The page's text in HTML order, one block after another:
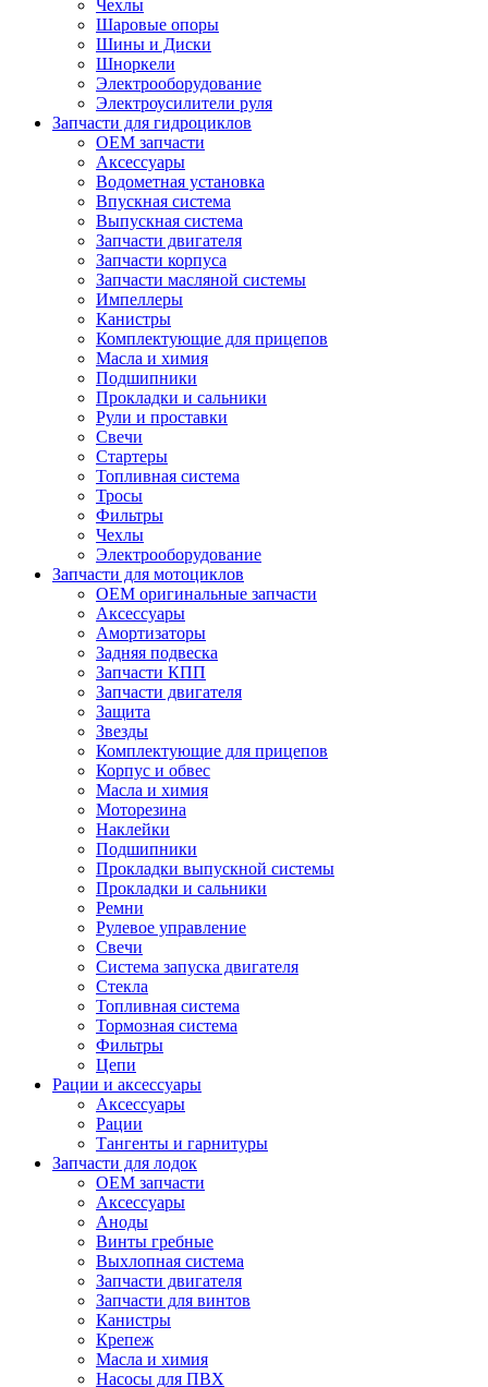
Чехлы
Шаровые опоры
Шины и Диски
Шноркели
Электрооборудование
Электроусилители руля
Запчасти для гидроциклов
OEM запчасти
Аксессуары
Водометная установка
Впускная система
Выпускная система
Запчасти двигателя
Запчасти корпуса
Запчасти масляной системы
Импеллеры
Канистры
Комплектующие для прицепов
Масла и химия
Подшипники
Прокладки и сальники
Рули и проставки
Свечи
Стартеры
Топливная система
Тросы
Фильтры
Чехлы
Электрооборудование
Запчасти для мотоциклов
OEM оригинальные запчасти
Аксессуары
Амортизаторы
Задняя подвеска
Запчасти КПП
Запчасти двигателя
Защита
Звезды
Комплектующие для прицепов
Корпус и обвес
Масла и химия
Моторезина
Наклейки
Подшипники
Прокладки выпускной системы
Прокладки и сальники
Ремни
Рулевое управление
Свечи
Система запуска двигателя
Стекла
Топливная система
Тормозная система
Фильтры
Цепи
Рации и аксессуары
Аксессуары
Рации
Тангенты и гарнитуры
Запчасти для лодок
OEM запчасти
Аксессуары
Аноды
Винты гребные
Выхлопная система
Запчасти двигателя
Запчасти для винтов
Канистры
Крепеж
Масла и химия
Насосы для ПВХ